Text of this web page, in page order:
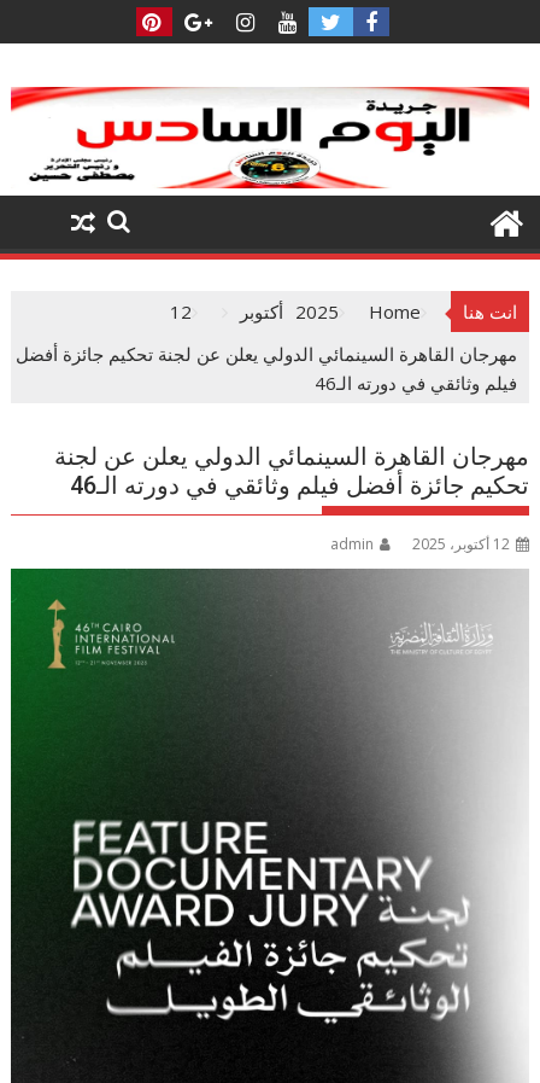
to
انت هنا Home
2025 أكتوبر
12
مهرجان القاهرة السينمائي الدولي يعلن عن لجنة تحكيم جائزة أفضل
فيلم وثائقي في دورته الـ46
مهرجان القاهرة السينمائي الدولي يعلن عن لجنة
تحكيم جائزة أفضل فيلم وثائقي في دورته الـ46
12 أكتوبر، 2025 admin